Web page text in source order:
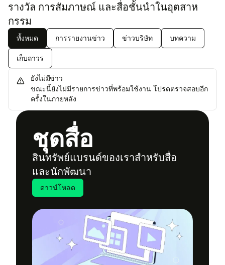
ราง​วัล การ​สัม​ภาษณ์ และ​สื่อ​ชั้น​นำ​ในอุต​สาห​
กรรม
ทั้ง​หมด การ​ราย​งาน​ข่าว ข่าว​บริ​ษัท บท​ความ
เก็บถา​วร
ยัง​ไม่มี​ข่าว
ขณะ​นี้​ยัง​ไม่มี​ราย​การข่าว​ที่พร้อม​ใช้​งาน โปร​ด​ตรวจ​สอบ​อี​ก​
ครั้ง​ใน​ภาย​หลัง
ชุด​สื่อ
สิน​ทรัพย์​แบรนด์ของ​เราสำ​หรับ​สื่อ​
และ​นัก​พัฒ​นา
ดาวน์​โหลด